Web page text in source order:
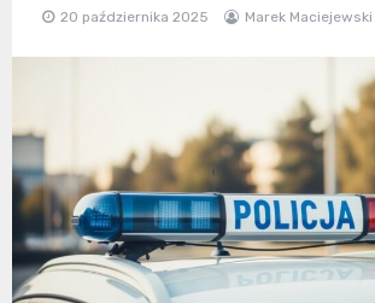
20 października 2025 Marek Maciejewski